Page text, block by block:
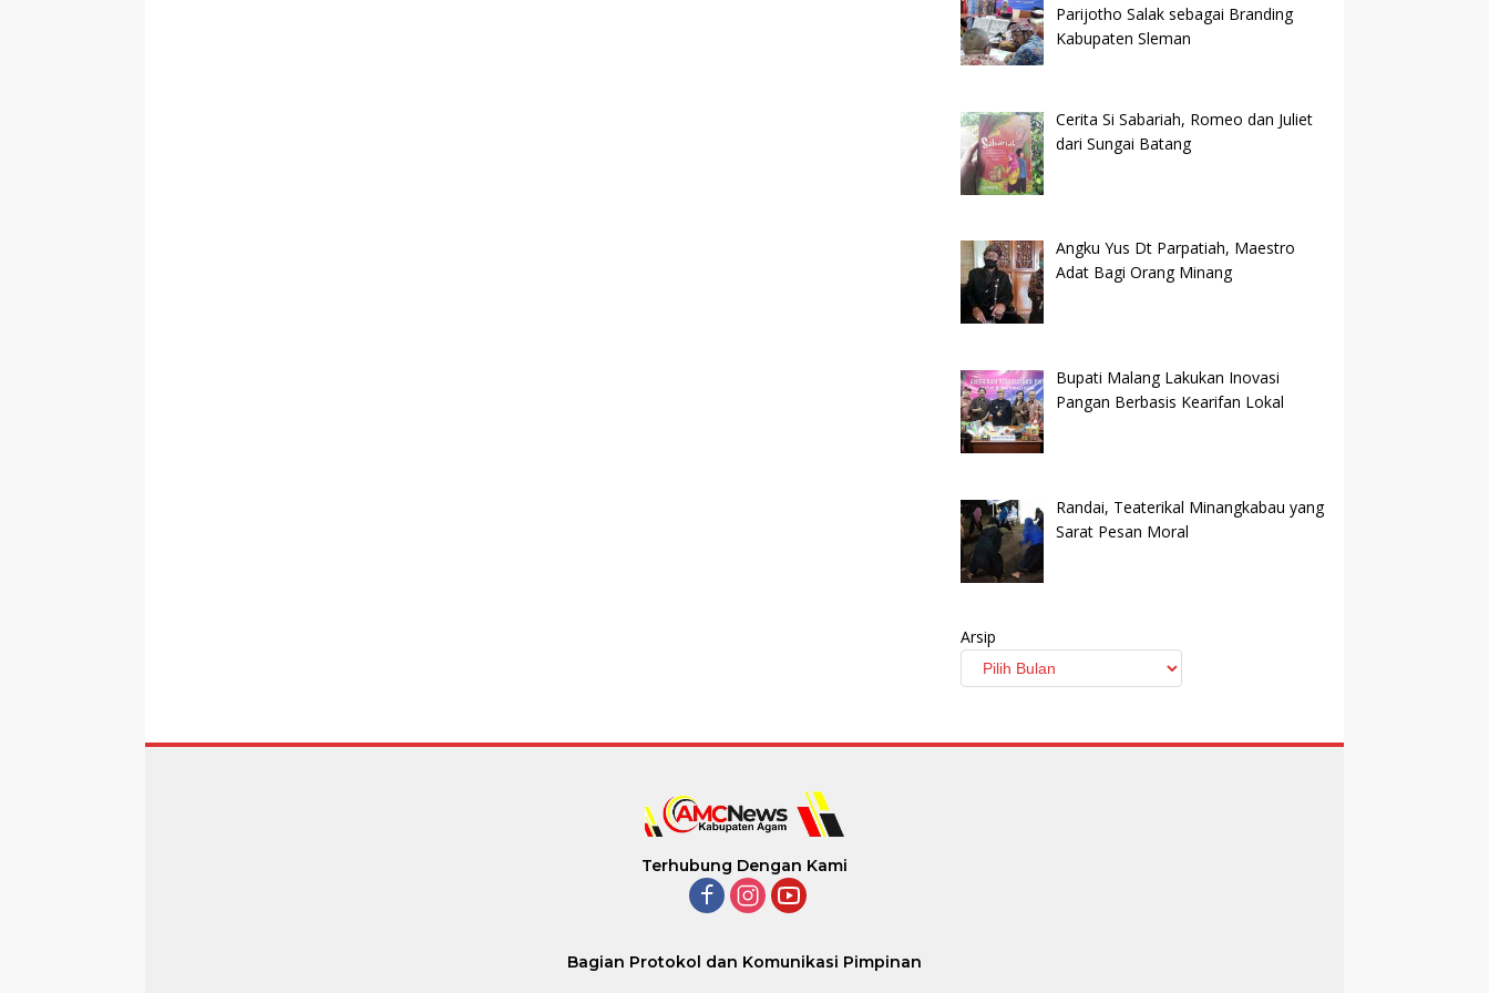
Parijotho Salak sebagai Branding
Kabupaten Sleman
Cerita Si Sabariah, Romeo dan Juliet
dari Sungai Batang
Angku Yus Dt Parpatiah, Maestro
Adat Bagi Orang Minang
Bupati Malang Lakukan Inovasi
Pangan Berbasis Kearifan Lokal
Randai, Teaterikal Minangkabau yang
Sarat Pesan Moral
Arsip
Terhubung Dengan Kami
Bagian Protokol dan Komunikasi Pimpinan